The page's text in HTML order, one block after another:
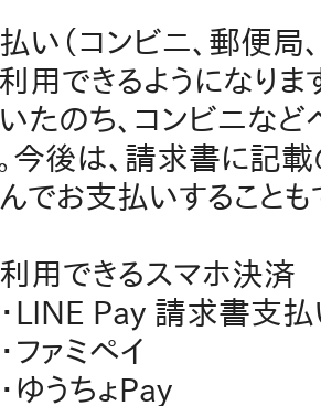
い（コンビニ、郵便局
用できるようになりま
たのち、コンビニな
今後は、請求書に記
でお支払いすることも
用できるスマホ決済
LINE Pay 請求書支払
ファミペイ
ゆうちょPay